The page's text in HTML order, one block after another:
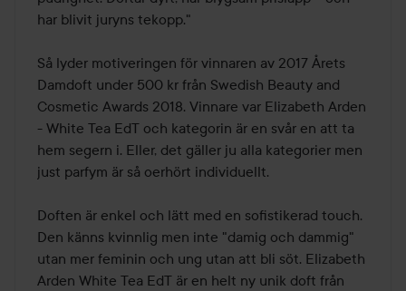
har blivit juryns tekopp."
Så lyder motiveringen för vinnaren av 2017 Årets
Damdoft under 500 kr från Swedish Beauty and
Cosmetic Awards 2018. Vinnare var Elizabeth Arden
- White Tea EdT och kategorin är en svår en att ta
hem segern i. Eller, det gäller ju alla kategorier men
just parfym är så oerhört individuellt.
Doften är enkel och lätt med en sofistikerad touch.
Den känns kvinnlig men inte "damig och dammig"
utan mer feminin och ung utan att bli söt. Elizabeth
Arden White Tea EdT är en helt ny unik doft från